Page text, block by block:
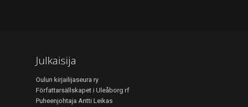
Julkaisija
Oulun kirjailijaseura ry
Författarsällskapet i Uleåborg rf
Puheenjohtaja Antti Leikas